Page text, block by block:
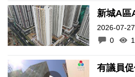
新城A區
2026-07-
0
有議員